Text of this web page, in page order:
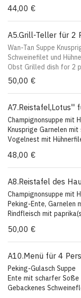
Erdnußsoße
Gebackene Bananen
Indonesien rice-table
Peking soup
Crispy pork and
Fried bananas with
44,00 €
A5.Grill-Teller für 2
Wan-Tan Suppe
Schweinefilet und
Obst Grilled dish for 2
baked kingprawns,
sauce, lvcbee fruit
50,00 €
A7.Reistafel,Lotus''
Champignonsuppe mit
Knusprige Garnelen
Vogelnest mit
Gebackene Banancn mit
Rice- Table,Lotus'' for
Mushroom soup with
Birdnest with chicken,
Fried bananas with
48,00 €
A8.Reistafel des
Champignonsuppe mit
Peking-Ente, Garnelen
Rindfleisch mit
Gebackene Banane mit
Rice- Table of bouse
Mushroom soup with
beef with pepper,hot
Fried bananas with honey
50,00 €
A10.Menü für 4
Peking-Gulasch Suppe
Ente mit scharfer Soße
Gebackenes